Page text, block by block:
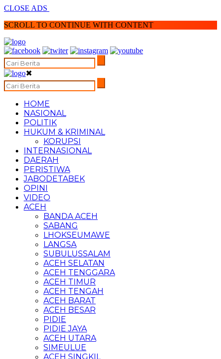
CLOSE ADS
SCROLL TO CONTINUE WITH CONTENT
✖
HOME
NASIONAL
POLITIK
HUKUM & KRIMINAL
KORUPSI
INTERNASIONAL
DAERAH
PERISTIWA
JABODETABEK
OPINI
VIDEO
ACEH
BANDA ACEH
SABANG
LHOKSEUMAWE
LANGSA
SUBULUSSALAM
ACEH SELATAN
ACEH TENGGARA
ACEH TIMUR
ACEH TENGAH
ACEH BARAT
ACEH BESAR
PIDIE
PIDIE JAYA
ACEH UTARA
SIMEULUE
ACEH SINGKIL